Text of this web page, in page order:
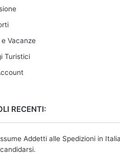
Vacanze
Turistici
RECENTI:
Addetti alle Spedizioni in